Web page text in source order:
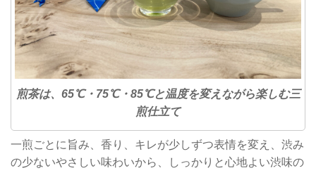
煎茶は、65℃・75℃・85℃と温度を変えながら楽しむ三
煎仕立て
一煎ごとに旨み、香り、キレが少しずつ表情を変え、渋み
の少ないやさしい味わいから、しっかりと心地よい渋味の